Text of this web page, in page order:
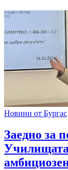
Новини от Бургас
Заедно за